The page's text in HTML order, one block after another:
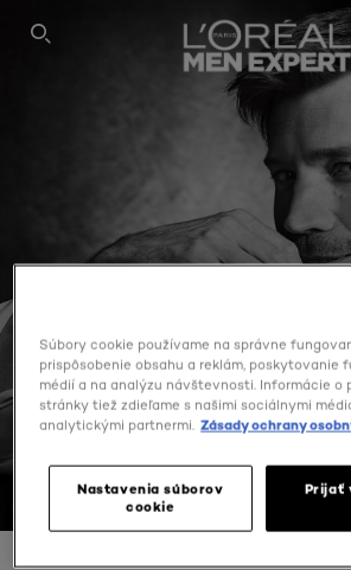
SEARCH THIS SITE
SHIRT
Súbory cookie používame na správne
prispôsobenie obsahu a reklám, poskytovanie
médií a na analýzu návštevnosti. Informácie o
stránky tiež zdieľame s našimi sociálnymi
analytickými partnermi. Zásady ochrany
Nastavenia súborov
cookie
Prijať